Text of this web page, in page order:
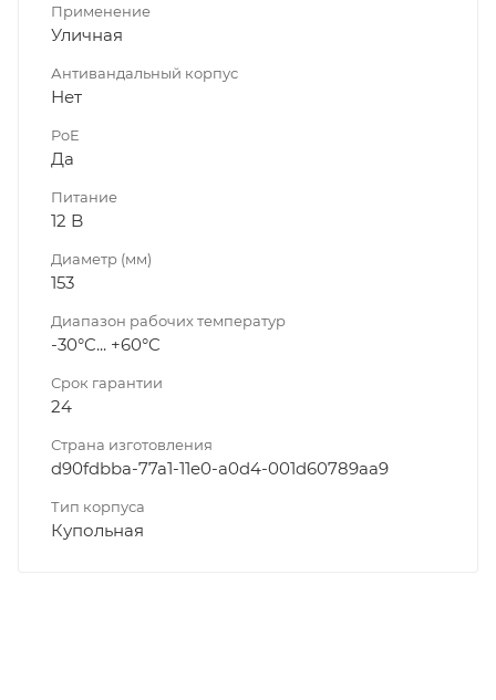
Применение
Уличная
Антивандальный корпус
Нет
PoE
Да
Питание
12 B
Диаметр (мм)
153
Диапазон рабочих температур
-30°C... +60°C
Срок гарантии
24
Страна изготовления
d90fdbba-77a1-11e0-a0d4-001d60789aa9
Тип корпуса
Купольная